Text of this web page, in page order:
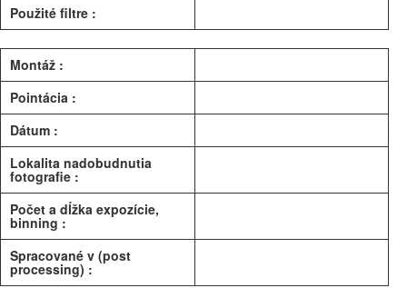
Použité filtre :
Montáž :
Pointácia :
Dátum :
Lokalita nadobudnutia
fotografie :
Počet a dĺžka expozície,
binning :
Spracované v (post
processing) :